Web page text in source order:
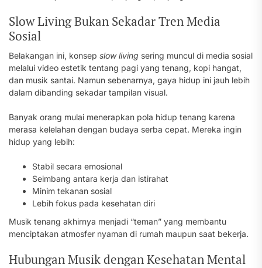
Slow Living Bukan Sekadar Tren Media
Sosial
Belakangan ini, konsep slow living sering muncul di media sosial
melalui video estetik tentang pagi yang tenang, kopi hangat,
dan musik santai. Namun sebenarnya, gaya hidup ini jauh lebih
dalam dibanding sekadar tampilan visual.
Banyak orang mulai menerapkan pola hidup tenang karena
merasa kelelahan dengan budaya serba cepat. Mereka ingin
hidup yang lebih:
Stabil secara emosional
Seimbang antara kerja dan istirahat
Minim tekanan sosial
Lebih fokus pada kesehatan diri
Musik tenang akhirnya menjadi “teman” yang membantu
menciptakan atmosfer nyaman di rumah maupun saat bekerja.
Hubungan Musik dengan Kesehatan Mental